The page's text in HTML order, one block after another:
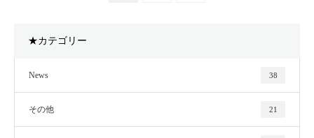
★カテゴリー
News 38
その他 21